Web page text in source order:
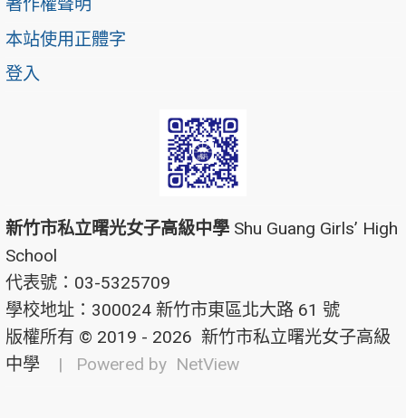
著作權聲明
本站使用正體字
登入
新竹市私立曙光女子高級中學 Shu Guang Girls’ High
School
代表號：03-5325709
學校地址：300024 新竹市東區北大路 61 號
版權所有 © 2019 - 2026 新竹市私立曙光女子高級
中學
| Powered by NetView